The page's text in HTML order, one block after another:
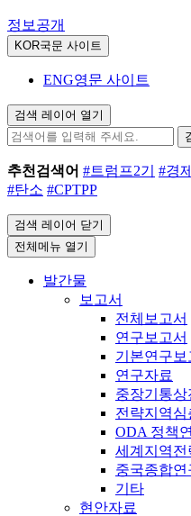
정보공개
KOR국문 사이트
ENG영문 사이트
검색 레이어 열기
추천검색어 #트럼프2기 #경
#탄소 #CPTPP
검색 레이어 닫기
전체메뉴 열기
발간물
보고서
전체보고서
연구보고서
기본연구보
연구자료
중장기통상
전략지역심
ODA 정책
세계지역전
중국종합연
기타
현안자료